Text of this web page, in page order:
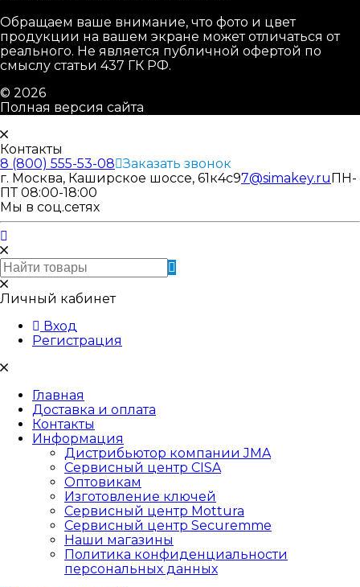
Обращаем ваше внимание, что фото и цвет
продукции на вашем экране может отличаться от
реального. Не является публичной офертой по
смыслу статьи 437 ГК РФ.
© 2026
Полная версия сайта
Контакты
8 (800) 555-53-08 Заказать звонок
г. Москва, Каширское шоссе, 61к4с97@simakey.ruПН-
ПТ 08:00-18:00
Мы в соц.сетях
Личный кабинет
Вход
Регистрация
Главная
Доставка и оплата
Контакты
Информация
Дистрибьютор компании JMA
Сервисный центр CISA
Оптовикам
Изготовление ключей
Сервисный центр Mottura
Сервисный центр Securemme
Наши магазины
Политика конфиденциальности
персональных данных